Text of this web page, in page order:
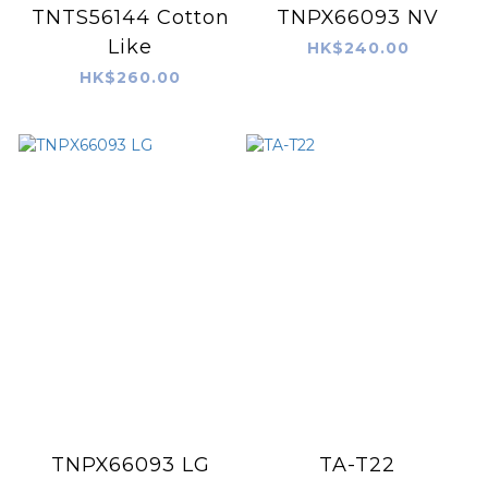
TNTS56144 Cotton
Like
HK$260.00
TNPX66093 NV
HK$240.00
TNPX66093 LG TA-T22